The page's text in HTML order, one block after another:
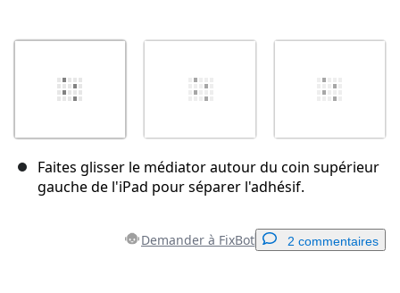
Faites glisser le médiator autour du coin supérieur
gauche de l'iPad pour séparer l'adhésif.
Demander à FixBot 2 commentaires